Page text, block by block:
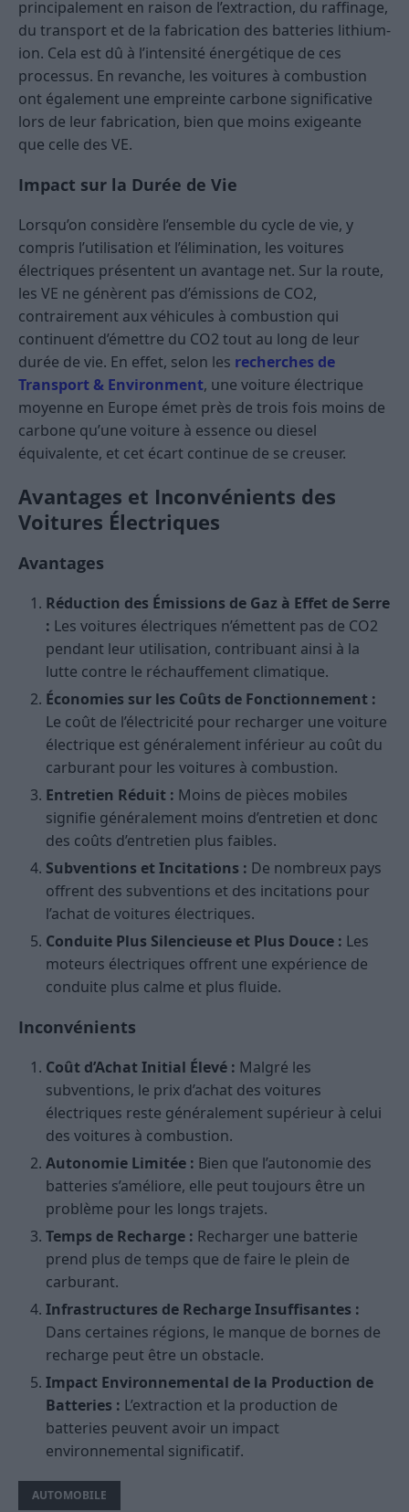
principalement en raison de l’extraction, du raffinage,
du transport et de la fabrication des batteries lithium-
ion. Cela est dû à l’intensité énergétique de ces
processus​​. En revanche, les voitures à combustion
ont également une empreinte carbone significative
lors de leur fabrication, bien que moins exigeante
que celle des VE​​.
Impact sur la Durée de Vie
Lorsqu’on considère l’ensemble du cycle de vie, y
compris l’utilisation et l’élimination, les voitures
électriques présentent un avantage net. Sur la route,
les VE ne génèrent pas d’émissions de CO2,
contrairement aux véhicules à combustion qui
continuent d’émettre du CO2 tout au long de leur
durée de vie. En effet, selon les recherches de
Transport & Environment, une voiture électrique
moyenne en Europe émet près de trois fois moins de
carbone qu’une voiture à essence ou diesel
équivalente, et cet écart continue de se creuser​​.
Avantages et Inconvénients des
Voitures Électriques
Avantages
Réduction des Émissions de Gaz à Effet de Serre
: Les voitures électriques n’émettent pas de CO2
pendant leur utilisation, contribuant ainsi à la
lutte contre le réchauffement climatique.
Économies sur les Coûts de Fonctionnement :
Le coût de l’électricité pour recharger une voiture
électrique est généralement inférieur au coût du
carburant pour les voitures à combustion.
Entretien Réduit : Moins de pièces mobiles
signifie généralement moins d’entretien et donc
des coûts d’entretien plus faibles.
Subventions et Incitations : De nombreux pays
offrent des subventions et des incitations pour
l’achat de voitures électriques.
Conduite Plus Silencieuse et Plus Douce : Les
moteurs électriques offrent une expérience de
conduite plus calme et plus fluide.
Inconvénients
Coût d’Achat Initial Élevé : Malgré les
subventions, le prix d’achat des voitures
électriques reste généralement supérieur à celui
des voitures à combustion.
Autonomie Limitée : Bien que l’autonomie des
batteries s’améliore, elle peut toujours être un
problème pour les longs trajets.
Temps de Recharge : Recharger une batterie
prend plus de temps que de faire le plein de
carburant.
Infrastructures de Recharge Insuffisantes :
Dans certaines régions, le manque de bornes de
recharge peut être un obstacle.
Impact Environnemental de la Production de
Batteries : L’extraction et la production de
batteries peuvent avoir un impact
environnemental significatif.
AUTOMOBILE